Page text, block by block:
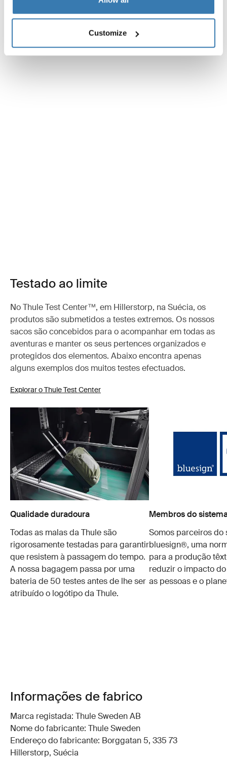
Customize
Testado ao limite
No Thule Test Center™, em Hillerstorp, na Suécia, os
produtos são submetidos a testes extremos. Os nossos
sacos são concebidos para o acompanhar em todas as
aventuras e manter os seus pertences organizados e
protegidos dos elementos. Abaixo encontra apenas
alguns exemplos dos muitos testes efectuados.
Explorar o Thule Test Center
Qualidade duradoura
Todas as malas da Thule são
rigorosamente testadas para garantir
que resistem à passagem do tempo.
A nossa bagagem passa por uma
bateria de 50 testes antes de lhe ser
atribuído o logótipo da Thule.
Membros do
Somos parceiros do
bluesign®, uma
para a produção
reduzir o impacto
as pessoas e o
Informações de fabrico
Marca registada: Thule Sweden AB
Nome do fabricante: Thule Sweden
Endereço do fabricante: Borggatan 5, 335 73
Hillerstorp, Suécia